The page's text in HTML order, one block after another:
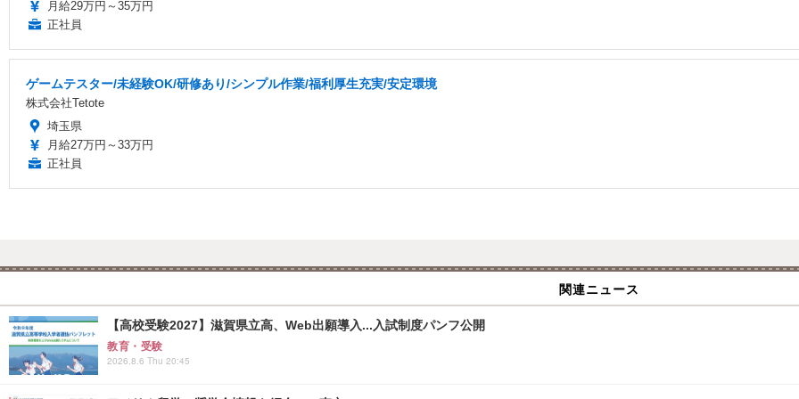
月給29万円～35万円
正社員
ゲームテスター/未経験OK/研修あり/シンプル作業/福利厚生充実/安定環境
株式会社Tetote
埼玉県
月給27万円～33万円
正社員
関連ニュース
【高校受験2027】滋賀県立高、Web出願導入...入試制度パンフ公開
教育・受験
2026.8.6 Thu 20:45